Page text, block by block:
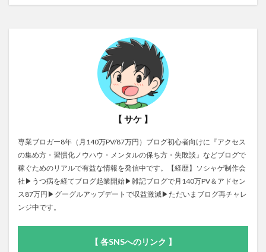
【 サケ 】
専業ブロガー8年（月140万PV/87万円）ブログ初心者向けに『アクセス
の集め方・習慣化ノウハウ・メンタルの保ち方・失敗談』などブログで
稼ぐためのリアルで有益な情報を発信中です。【経歴】ソシャゲ制作会
社▶うつ病を経てブログ起業開始▶雑記ブログで月140万PV＆アドセン
ス87万円▶グーグルアップデートで収益激減▶ただいまブログ再チャレ
ンジ中です。
【 各SNSへのリンク 】